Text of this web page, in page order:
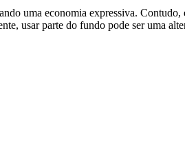
uma economia expressiva. Contudo,
usar parte do fundo pode ser uma